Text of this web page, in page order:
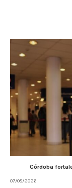
Córdoba
07/08/2026